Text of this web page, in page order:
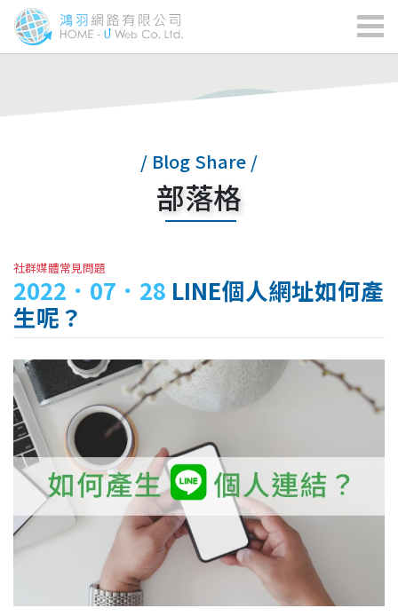
/ Blog Share /
部落格
社群媒體常見問題
2022．07．28 LINE個人網址如何產
生呢？